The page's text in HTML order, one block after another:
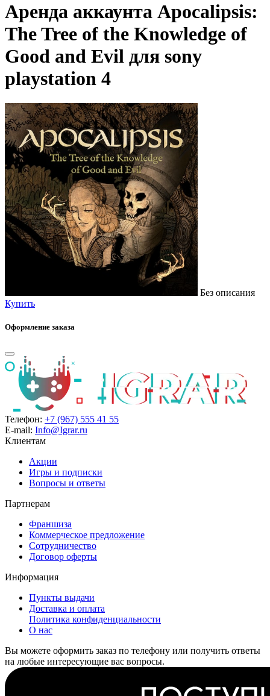
Аренда аккаунта Apocalipsis:
The Tree of the Knowledge of
Good and Evil для sony
playstation 4
Без описания
Купить
Оформление заказа
Телефон: +7 (967) 555 41 55
E-mail: Info@Igrar.ru
Клиентам
Акции
Игры и подписки
Вопросы и ответы
Партнерам
Франшиза
Коммерческое предложение
Сотрудничество
Договор оферты
Информация
Пункты выдачи
Доставка и оплата
Политика конфиденциальности
О нас
Вы можете оформить заказ по телефону или получить ответы
на любые интересующие вас вопросы.